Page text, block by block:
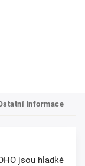
informace
jsou hladké